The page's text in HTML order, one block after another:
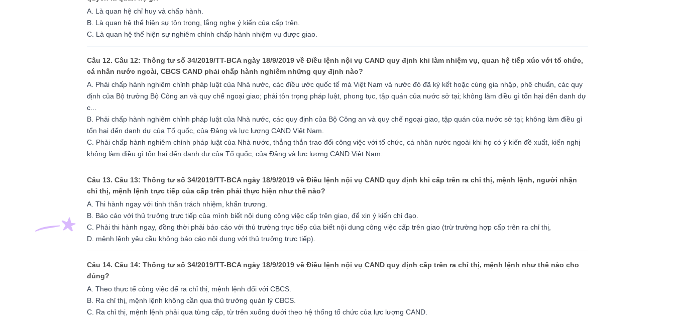
A. Là quan hệ chỉ huy và chấp hành.
B. Là quan hệ thể hiện sự tôn trọng, lắng nghe ý kiến của cấp trên.
C. Là quan hệ thể hiện sự nghiêm chỉnh chấp hành nhiệm vụ được giao.
Câu 12. Câu 12: Thông tư số 34/2019/TT-BCA ngày 18/9/2019 về Điều lệnh nội vụ CAND quy định khi làm nhiệm vụ, quan hệ tiếp xúc với tổ chức,
cá nhân nước ngoài, CBCS CAND phải chấp hành nghiêm những quy định nào?
A. Phải chấp hành nghiêm chỉnh pháp luật của Nhà nước, các điều ước quốc tế mà Việt Nam và nước đó đã ký kết hoặc cùng gia nhập, phê chuẩn, các quy
định của Bộ trưởng Bộ Công an và quy chế ngoại giao; phải tôn trọng pháp luật, phong tục, tập quán của nước sở tại; không làm điều gì tổn hại đến danh dự
c...
B. Phải chấp hành nghiêm chỉnh pháp luật của Nhà nước, các quy định của Bộ Công an và quy chế ngoại giao, tập quán của nước sở tại; không làm điều gì
tổn hại đến danh dự của Tổ quốc, của Đảng và lực lượng CAND Việt Nam.
C. Phải chấp hành nghiêm chỉnh pháp luật của Nhà nước, thẳng thắn trao đổi công việc với tổ chức, cá nhân nước ngoài khi họ có ý kiến đề xuất, kiến nghị
không làm điều gì tổn hại đến danh dự của Tổ quốc, của Đảng và lực lượng CAND Việt Nam.
Câu 13. Câu 13: Thông tư số 34/2019/TT-BCA ngày 18/9/2019 về Điều lệnh nội vụ CAND quy định khi cấp trên ra chỉ thị, mệnh lệnh, người nhận
chỉ thị, mệnh lệnh trực tiếp của cấp trên phải thực hiện như thế nào?
A. Thi hành ngay với tinh thần trách nhiệm, khẩn trương.
B. Báo cáo với thủ trưởng trực tiếp của mình biết nội dung công việc cấp trên giao, để xin ý kiến chỉ đạo.
C. Phải thi hành ngay, đồng thời phải báo cáo với thủ trưởng trực tiếp của biết nội dung công việc cấp trên giao (trừ trường hợp cấp trên ra chỉ thị,
D. mệnh lệnh yêu cầu không báo cáo nội dung với thủ trưởng trực tiếp).
Câu 14. Câu 14: Thông tư số 34/2019/TT-BCA ngày 18/9/2019 về Điều lệnh nội vụ CAND quy định cấp trên ra chỉ thị, mệnh lệnh như thế nào cho
đúng?
A. Theo thực tế công việc để ra chỉ thị, mệnh lệnh đối với CBCS.
B. Ra chỉ thị, mệnh lệnh không cần qua thủ trưởng quản lý CBCS.
C. Ra chỉ thị, mệnh lệnh phải qua từng cấp, từ trên xuống dưới theo hệ thống tổ chức của lực lượng CAND.